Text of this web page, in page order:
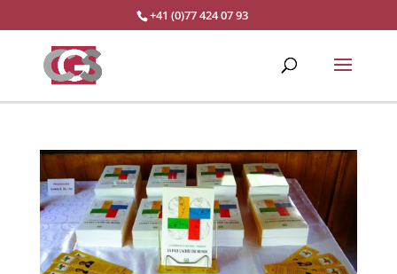
+41 (0)77 424 07 93